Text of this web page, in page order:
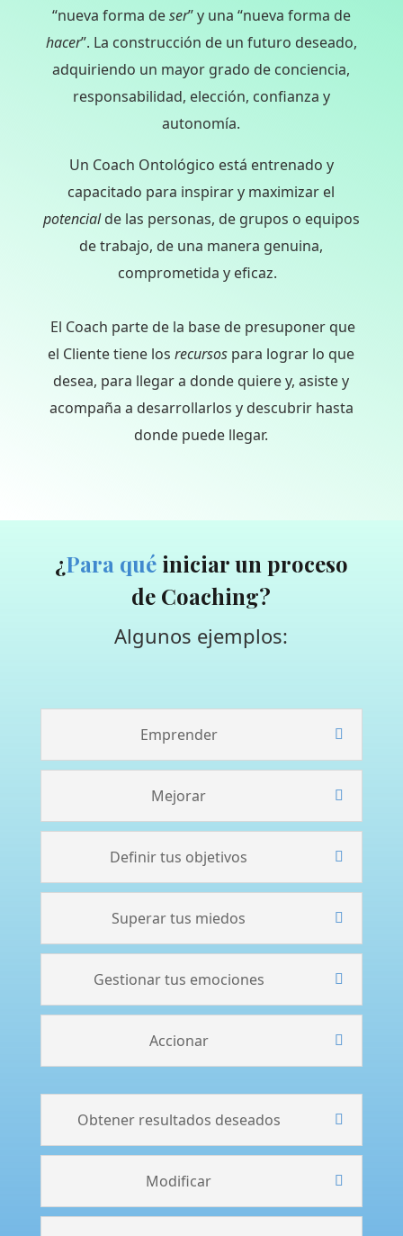
“nueva forma deser” y una “nueva forma de
hacer”. La construcción de un futuro deseado,
adquiriendo un mayor grado de conciencia,
responsabilidad, elección, confianza y
autonomía.
Un Coach Ontológico está entrenado y
capacitado para inspirary maximizar el
potencialde las personas, de grupos o equipos
de trabajo, de una manera genuina,
comprometida y eficaz.
El Coach parte de la base de presuponer que
el Cliente tiene losrecursos para lograr lo que
desea, para llegar a donde quiere y, asiste y
acompaña a desarrollarlos y descubrir hasta
donde puede llegar.
¿Para quéiniciar un proceso
de Coaching?
Algunos ejemplos:
Emprender
Mejorar
Definir tus objetivos
Superar tus miedos
Gestionar tus emociones
Accionar
Obtener resultados deseados
Modificar